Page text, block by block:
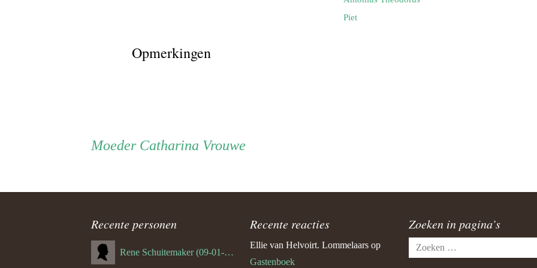
Piet
Opmerkingen
Persoon
ouder
navigatie
Moeder Moeder
Catharina Vrouwe
Recente personen
Rene Schuitemaker (09-01-1970)
Recente reacties
Ellie van Helvoirt. Lommelaars op
Gastenboek
Zoeken in pagina’s
Zoeken
naar: